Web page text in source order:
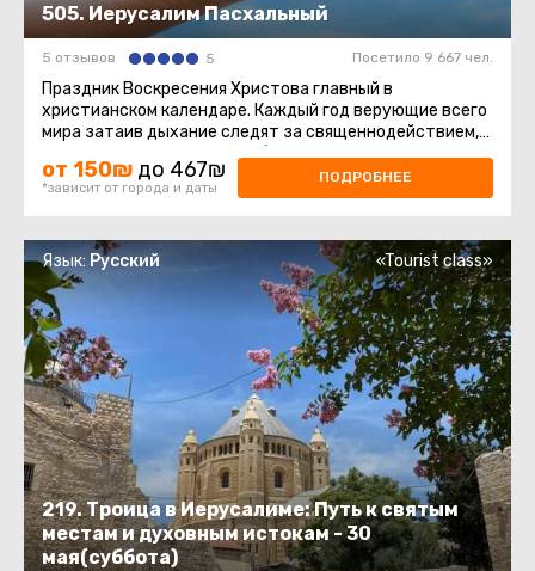
505. Иерусалим Пасхальный
5 отзывов 5 Посетило 9 667 чел.
Праздник Воскресения Христова главный в
христианском календаре. Каждый год верующие всего
мира затаив дыхание следят за священнодействием,
происходящим в Храме Гроба ...
от 150₪ до 467₪
*зависит от города и даты
ПОДРОБНЕЕ
219. Троица в Иерусалиме: Путь к святым
местам и духовным истокам - 30
мая(суббота)
Язык: Русский «Tourist class»